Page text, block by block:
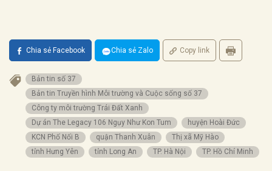
Chia sẻ Facebook Chia sẻ Zalo Copy link
Bản tin số 37
Bản tin Truyền hình Môi trường và Cuộc sống số 37
Công ty môi trường Trái Đất Xanh
Dự án The Legacy 106 Ngụy Như Kon Tum
huyện Hoài Đức
KCN Phố Nối B
quận Thanh Xuân
Thị xã Mỹ Hào
tỉnh Hưng Yên
tỉnh Long An TP. Hà Nội TP. Hồ Chí Minh